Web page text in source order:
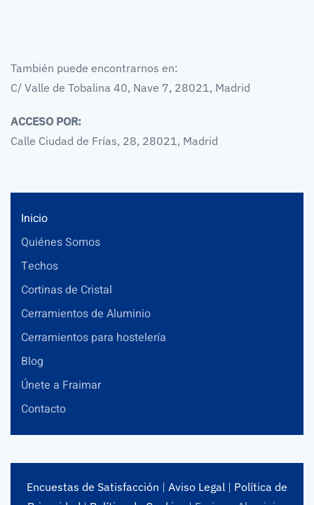
También puede encontrarnos en:
C/ Valle de Tobalina 40, Nave 7, 28021, Madrid
ACCESO POR:
Calle Ciudad de Frías, 28, 28021, Madrid
Inicio
Quiénes Somos
Techos
Cortinas de Cristal
Cerramientos de Aluminio
Cerramientos para hostelería
Blog
Únete a Fraimar
Contacto
Encuestas de Satisfacción | Aviso Legal | Política de